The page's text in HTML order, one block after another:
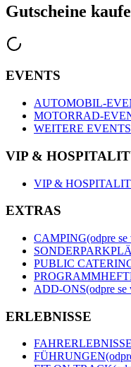
Gutscheine
EVENTS
AUTOMOBIL-
MOTORRAD-
WEITERE EVENTS
VIP &
VIP &
EXTRAS
CAMPING(odpre
PUBLIC
ADD-ONS(odpre
ERLEBNISSE
FAHRERLEBNISSE
FÜHRUNGEN